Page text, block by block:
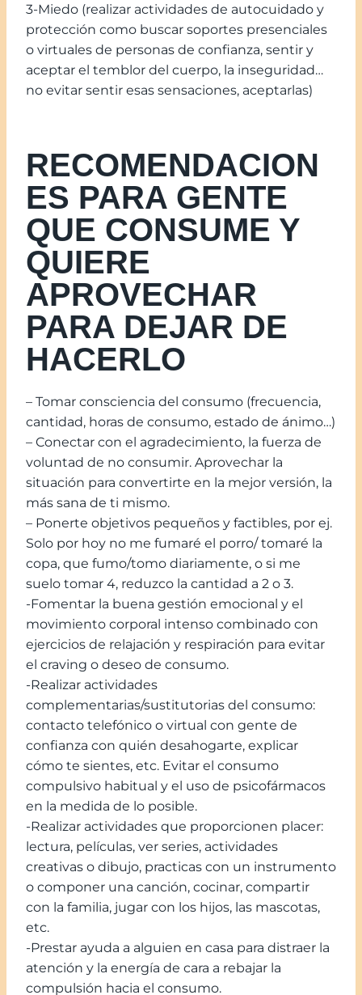
3-Miedo (realizar actividades de autocuidado y
protección como buscar soportes presenciales
o virtuales de personas de confianza, sentir y
aceptar el temblor del cuerpo, la inseguridad…
no evitar sentir esas sensaciones, aceptarlas)
RECOMENDACION
ES PARA GENTE
QUE CONSUME Y
QUIERE
APROVECHAR
PARA DEJAR DE
HACERLO
– Tomar consciencia del consumo (frecuencia,
cantidad, horas de consumo, estado de ánimo…)
– Conectar con el agradecimiento, la fuerza de
voluntad de no consumir. Aprovechar la
situación para convertirte en la mejor versión, la
más sana de ti mismo.
– Ponerte objetivos pequeños y factibles, por ej.
Solo por hoy no me fumaré el porro/ tomaré la
copa, que fumo/tomo diariamente, o si me
suelo tomar 4, reduzco la cantidad a 2 o 3.
-Fomentar la buena gestión emocional y el
movimiento corporal intenso combinado con
ejercicios de relajación y respiración para evitar
el craving o deseo de consumo.
-Realizar actividades
complementarias/sustitutorias del consumo:
contacto telefónico o virtual con gente de
confianza con quién desahogarte, explicar
cómo te sientes, etc. Evitar el consumo
compulsivo habitual y el uso de psicofármacos
en la medida de lo posible.
-Realizar actividades que proporcionen placer:
lectura, películas, ver series, actividades
creativas o dibujo, practicas con un instrumento
o componer una canción, cocinar, compartir
con la familia, jugar con los hijos, las mascotas,
etc.
-Prestar ayuda a alguien en casa para distraer la
atención y la energía de cara a rebajar la
compulsión hacia el consumo.